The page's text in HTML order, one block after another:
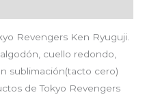
Revengers Ken Ryuguji.
cuello redondo,
sublimación(tacto cero)
de Tokyo Revengers